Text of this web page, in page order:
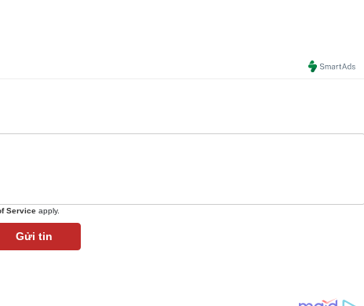
Service apply.
Gửi tin